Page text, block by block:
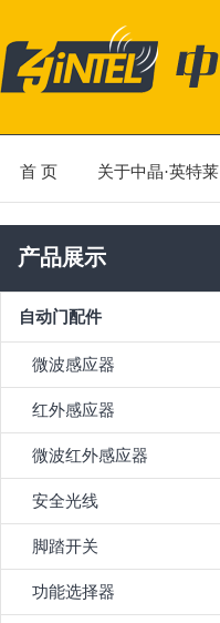
首 页 关于中晶·英特莱
产品展示
自动门配件
微波感应器
红外感应器
微波红外感应器
安全光线
脚踏开关
功能选择器